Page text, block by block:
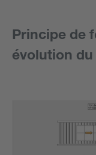
Principe de
évolution